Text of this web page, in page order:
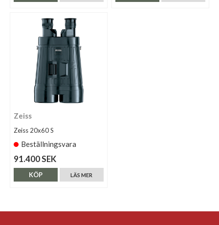
Zeiss
Zeiss 20x60 S
Beställningsvara
91.400 SEK
LÄS MER
KÖP